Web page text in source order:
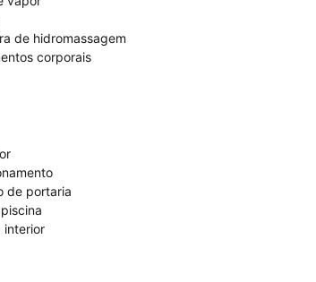
de hidromassagem
corporais
de portaria
interior